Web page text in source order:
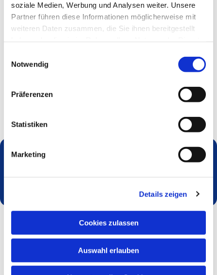
soziale Medien, Werbung und Analysen weiter. Unsere
Partner führen diese Informationen möglicherweise mit
weiteren Daten zusammen, die Sie ihnen bereitgestellt
Notwendig
Präferenzen
Statistiken
Marketing
Details zeigen
Cookies zulassen
Auswahl erlauben